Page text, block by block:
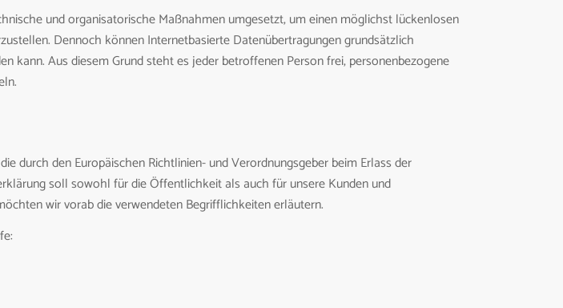
und organisatorische Maßnahmen umgesetzt, um einen möglichst lückenlosen
Dennoch können Internetbasierte Datenübertragungen grundsätzlich
kann. Aus diesem Grund steht es jeder betroffenen Person frei, personenbezogene
durch den Europäischen Richtlinien- und Verordnungsgeber beim Erlass der
soll sowohl für die Öffentlichkeit als auch für unsere Kunden und
wir vorab die verwendeten Begrifflichkeiten erläutern.